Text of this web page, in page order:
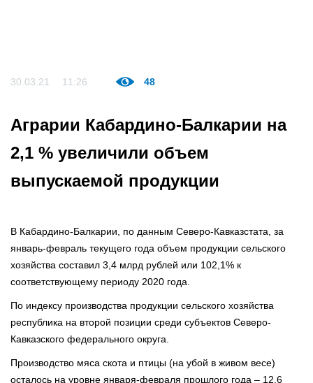
30.03.21 11:26 48
Аграрии Кабардино-Балкарии на
2,1 % увеличили объем
выпускаемой продукции
В Кабардино-Балкарии, по данным Северо-Кавказстата, за
январь-февраль текущего года объем продукции сельского
хозяйства составил 3,4 млрд рублей или 102,1% к
соответствующему периоду 2020 года.
По индексу производства продукции сельского хозяйства
республика на второй позиции среди субъектов Северо-
Кавказского федерального округа.⠀
Производство мяса скота и птицы (на убой в живом весе)
осталось на уровне января-февраля прошлого года – 12,6